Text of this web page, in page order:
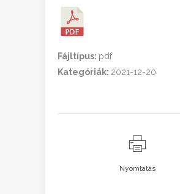
Fájltípus: pdf
Kategóriák: 2021-12-20
Nyomtatás